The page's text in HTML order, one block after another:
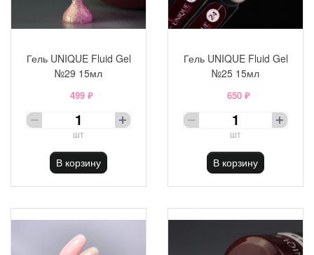
Гель UNIQUE Fluid Gel
№29 15мл
499 ₽
шт
В корзину
Гель UNIQUE Fluid Gel
№25 15мл
650 ₽
шт
В корзину